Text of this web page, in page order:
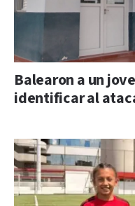
Balearon a un
identificar al